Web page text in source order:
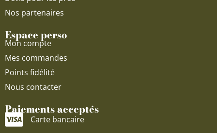
Nos partenaires
Espace perso
Mon compte
Mes commandes
Points fidélité
Nous contacter
Paiements acceptés
Carte bancaire